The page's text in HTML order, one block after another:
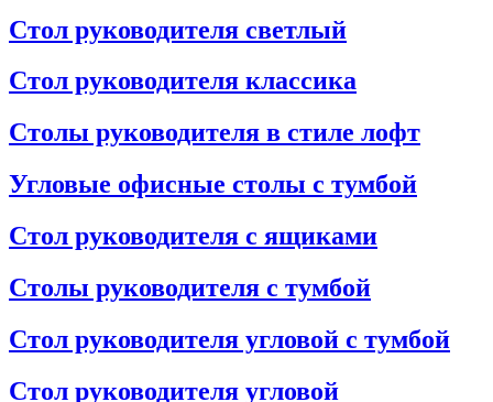
Стол руководителя светлый
Стол руководителя классика
Столы руководителя в стиле лофт
Угловые офисные столы с тумбой
Стол руководителя с ящиками
Столы руководителя с тумбой
Стол руководителя угловой с тумбой
Стол руководителя угловой